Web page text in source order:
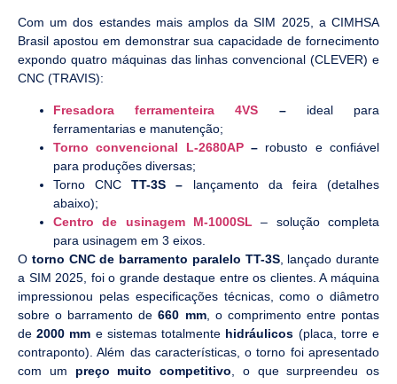
Com um dos estandes mais amplos da SIM 2025, a CIMHSA
Brasil apostou em demonstrar sua capacidade de fornecimento
expondo quatro máquinas das linhas convencional (CLEVER) e
CNC (TRAVIS):
Fresadora ferramenteira 4VS – ideal para
ferramentarias e manutenção;
Torno convencional L-2680AP– robusto e confiável
para produções diversas;
Torno CNCTT-3S – lançamento da feira (detalhes
abaixo);
Centro de usinagem M-1000SL – solução completa
para usinagem em 3 eixos.
O torno CNC de barramento paralelo TT-3S, lançado durante
a SIM 2025, foi o grande destaque entre os clientes. A máquina
impressionou pelas especificações técnicas, como o diâmetro
sobre o barramento de660 mm, o comprimento entre pontas
de2000 mm e sistemas totalmente hidráulicos (placa, torre e
contraponto). Além das características, o torno foi apresentado
com um preço muito competitivo , o que surpreendeu os